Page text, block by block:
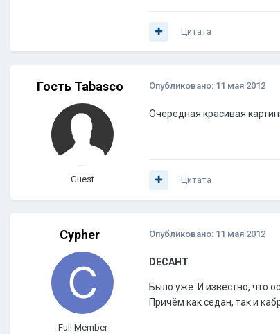
Цитата
Гость Tabasco
Guest
Опубликовано: 11 мая 2012
Очередная красивая
Цитата
Cypher
Full Member
Опубликовано: 11 мая 2012
DECAHT
Было уже. И известно, что
Причём как седан, так и